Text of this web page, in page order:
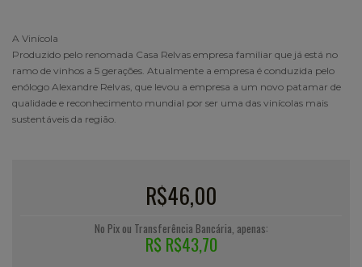
A Vinícola
Produzido pelo renomada Casa Relvas empresa familiar que já está no
ramo de vinhos a 5 gerações. Atualmente a empresa é conduzida pelo
enólogo Alexandre Relvas, que levou a empresa a um novo patamar de
qualidade e reconhecimento mundial por ser uma das vinícolas mais
sustentáveis da região.
R$46,00
No Pix ou Transferência Bancária, apenas:
R$ R$43,70